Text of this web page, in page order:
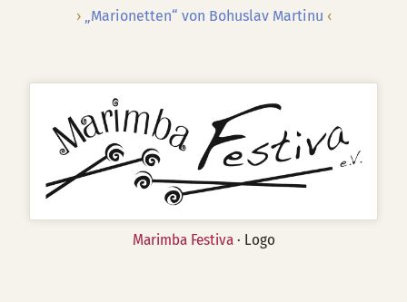
„Marionetten“ von Bohuslav Martinu
Marimba Festiva· Logo